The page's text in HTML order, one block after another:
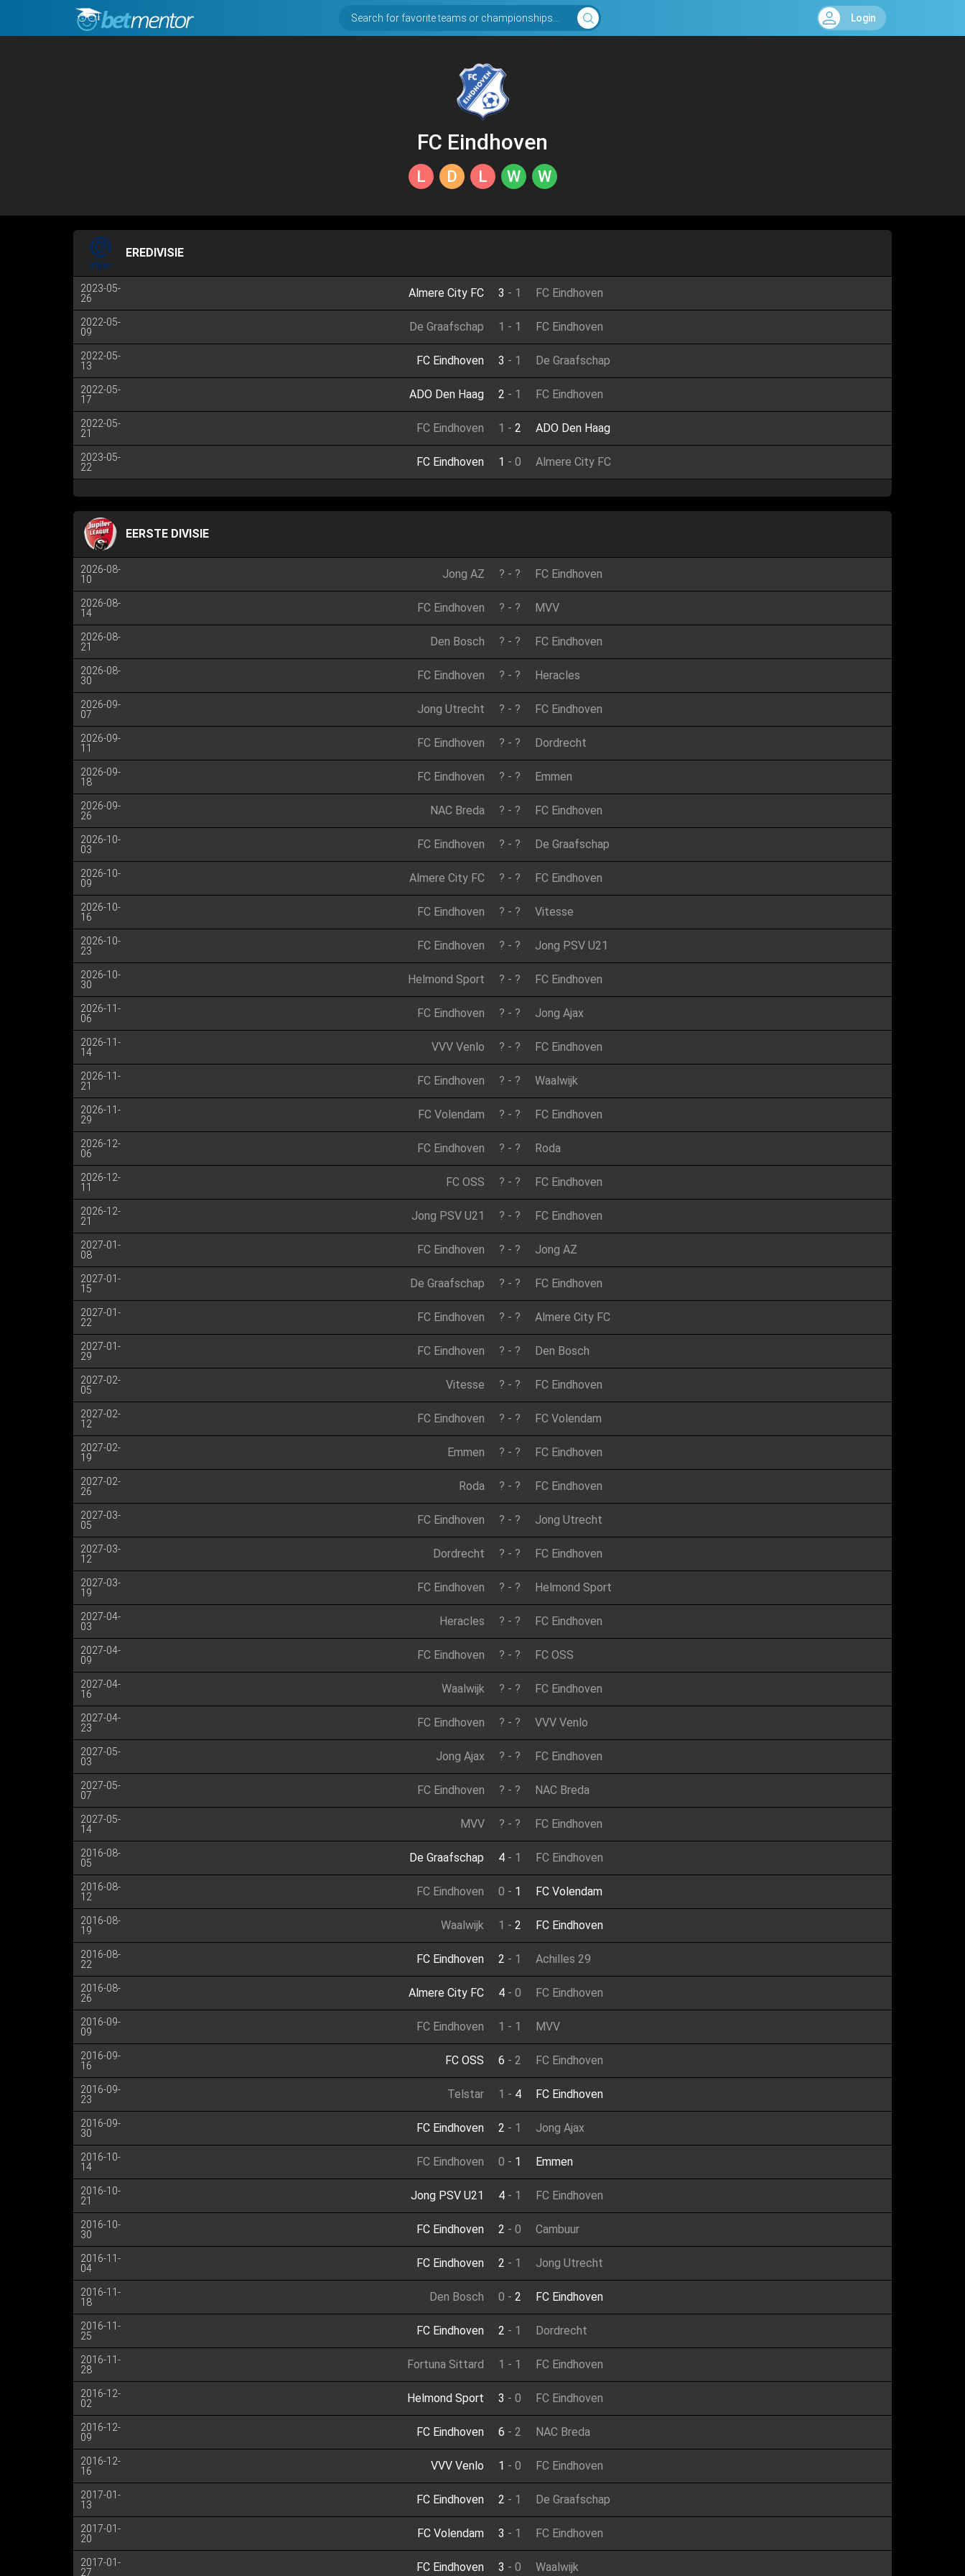
Search for favorite teams or championships... Login
FC Eindhoven
L D L W W
EREDIVISIE
2023-05-
26
Almere City FC 3 - 1 FC Eindhoven
2022-05-
09
De Graafschap 1 - 1 FC Eindhoven
2022-05-
13
FC Eindhoven 3 - 1 De Graafschap
2022-05-
17
ADO Den Haag 2 - 1 FC Eindhoven
2022-05-
21
FC Eindhoven 1 - 2 ADO Den Haag
2023-05-
22
FC Eindhoven 1 - 0 Almere City FC
EERSTE DIVISIE
2026-08-
10
Jong AZ ? - ? FC Eindhoven
2026-08-
14
FC Eindhoven ? - ? MVV
2026-08-
21
Den Bosch ? - ? FC Eindhoven
2026-08-
30
FC Eindhoven ? - ? Heracles
2026-09-
07
Jong Utrecht ? - ? FC Eindhoven
2026-09-
11
FC Eindhoven ? - ? Dordrecht
2026-09-
18
FC Eindhoven ? - ? Emmen
2026-09-
26
NAC Breda ? - ? FC Eindhoven
2026-10-
03
FC Eindhoven ? - ? De Graafschap
2026-10-
09
Almere City FC ? - ? FC Eindhoven
2026-10-
16
FC Eindhoven ? - ? Vitesse
2026-10-
23
FC Eindhoven ? - ? Jong PSV U21
2026-10-
30
Helmond Sport ? - ? FC Eindhoven
2026-11-
06
FC Eindhoven ? - ? Jong Ajax
2026-11-
14
VVV Venlo ? - ? FC Eindhoven
2026-11-
21
FC Eindhoven ? - ? Waalwijk
2026-11-
29
FC Volendam ? - ? FC Eindhoven
2026-12-
06
FC Eindhoven ? - ? Roda
2026-12-
11
FC OSS ? - ? FC Eindhoven
2026-12-
21
Jong PSV U21 ? - ? FC Eindhoven
2027-01-
08
FC Eindhoven ? - ? Jong AZ
2027-01-
15
De Graafschap ? - ? FC Eindhoven
2027-01-
22
FC Eindhoven ? - ? Almere City FC
2027-01-
29
FC Eindhoven ? - ? Den Bosch
2027-02-
05
Vitesse ? - ? FC Eindhoven
2027-02-
12
FC Eindhoven ? - ? FC Volendam
2027-02-
19
Emmen ? - ? FC Eindhoven
2027-02-
26
Roda ? - ? FC Eindhoven
2027-03-
05
FC Eindhoven ? - ? Jong Utrecht
2027-03-
12
Dordrecht ? - ? FC Eindhoven
2027-03-
19
FC Eindhoven ? - ? Helmond Sport
2027-04-
03
Heracles ? - ? FC Eindhoven
2027-04-
09
FC Eindhoven ? - ? FC OSS
2027-04-
16
Waalwijk ? - ? FC Eindhoven
2027-04-
23
FC Eindhoven ? - ? VVV Venlo
2027-05-
03
Jong Ajax ? - ? FC Eindhoven
2027-05-
07
FC Eindhoven ? - ? NAC Breda
2027-05-
14
MVV ? - ? FC Eindhoven
2016-08-
05
De Graafschap 4 - 1 FC Eindhoven
2016-08-
12
FC Eindhoven 0 - 1 FC Volendam
2016-08-
19
Waalwijk 1 - 2 FC Eindhoven
2016-08-
22
FC Eindhoven 2 - 1 Achilles 29
2016-08-
26
Almere City FC 4 - 0 FC Eindhoven
2016-09-
09
FC Eindhoven 1 - 1 MVV
2016-09-
16
FC OSS 6 - 2 FC Eindhoven
2016-09-
23
Telstar 1 - 4 FC Eindhoven
2016-09-
30
FC Eindhoven 2 - 1 Jong Ajax
2016-10-
14
FC Eindhoven 0 - 1 Emmen
2016-10-
21
Jong PSV U21 4 - 1 FC Eindhoven
2016-10-
30
FC Eindhoven 2 - 0 Cambuur
2016-11-
04
FC Eindhoven 2 - 1 Jong Utrecht
2016-11-
18
Den Bosch 0 - 2 FC Eindhoven
2016-11-
25
FC Eindhoven 2 - 1 Dordrecht
2016-11-
28
Fortuna Sittard 1 - 1 FC Eindhoven
2016-12-
02
Helmond Sport 3 - 0 FC Eindhoven
2016-12-
09
FC Eindhoven 6 - 2 NAC Breda
2016-12-
16
VVV Venlo 1 - 0 FC Eindhoven
2017-01-
13
FC Eindhoven 2 - 1 De Graafschap
2017-01-
20
FC Volendam 3 - 1 FC Eindhoven
2017-01-
27
FC Eindhoven 3 - 0 Waalwijk